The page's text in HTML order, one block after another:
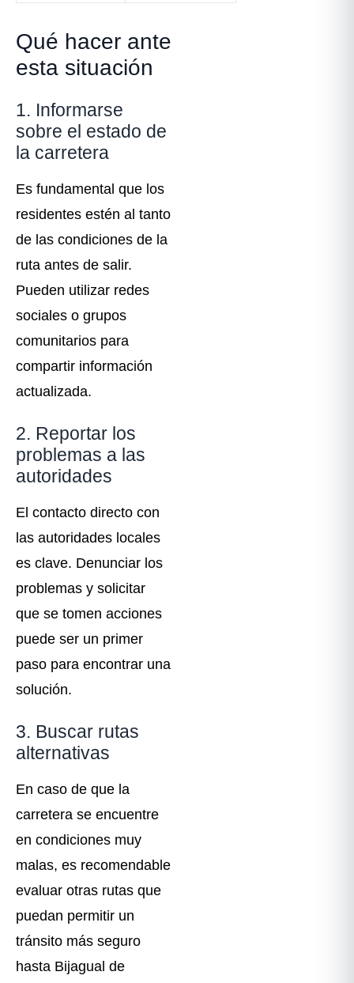
Qué hacer ante
esta situación
1. Informarse
sobre el estado de
la carretera
Es fundamental que los
residentes estén al tanto
de las condiciones de la
ruta antes de salir.
Pueden utilizar redes
sociales o grupos
comunitarios para
compartir información
actualizada.
2. Reportar los
problemas a las
autoridades
El contacto directo con
las autoridades locales
es clave. Denunciar los
problemas y solicitar
que se tomen acciones
puede ser un primer
paso para encontrar una
solución.
3. Buscar rutas
alternativas
En caso de que la
carretera se encuentre
en condiciones muy
malas, es recomendable
evaluar otras rutas que
puedan permitir un
tránsito más seguro
hasta Bijagual de